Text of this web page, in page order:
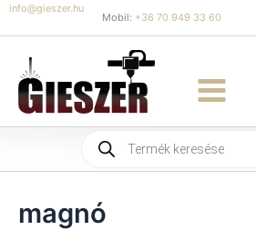
Skip
to
content
info@gieszer.hu
Mobil: +36 70 949 33 60
Products
search
magnó